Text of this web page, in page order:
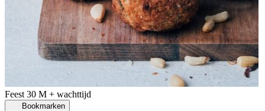
Feest 30 M + wachttijd
Bookmarken